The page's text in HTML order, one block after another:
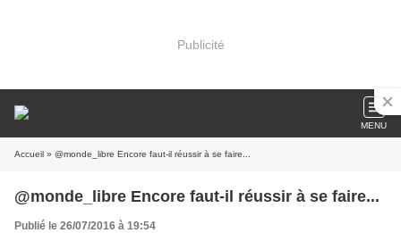
Publicité
MENU
Accueil » @monde_libre Encore faut-il réussir à se faire...
@monde_libre Encore faut-il réussir à se faire...
Publié le 26/07/2016 à 19:54